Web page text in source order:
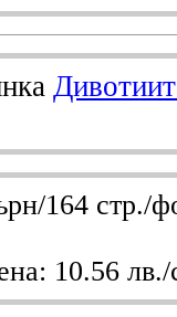
164 стр./
10.56 лв./